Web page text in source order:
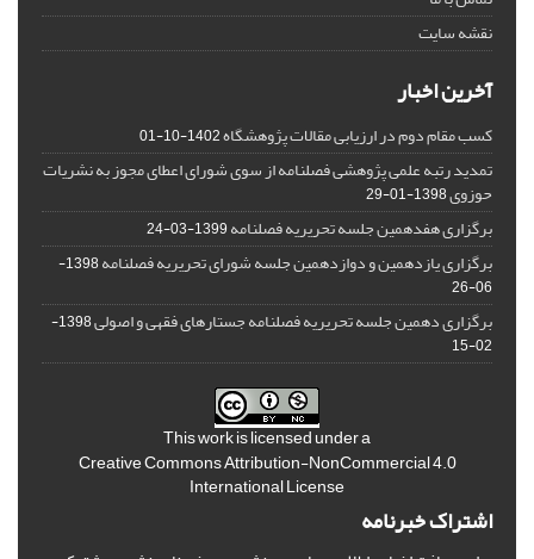
نقشه سایت
آخرین اخبار
کسب مقام دوم در ارزیابی مقالات پژوهشگاه1402-10-01
تمدید رتبه علمی پژوهشی فصلنامه از سوی شورای اعطای مجوز به نشریات
حوزوی1398-01-29
برگزاری هفدهمین جلسه تحریریه فصلنامه1399-03-24
برگزاری یازدهمین و دوازدهمین جلسه شورای تحریریه فصلنامه
1398-
06-26
برگزاری دهمین جلسه تحریریه فصلنامه جستارهای فقهی و اصولی
1398-
02-15
This work is licensed under a
Creative Commons Attribution-NonCommercial 4.0
International License
اشتراک خبرنامه